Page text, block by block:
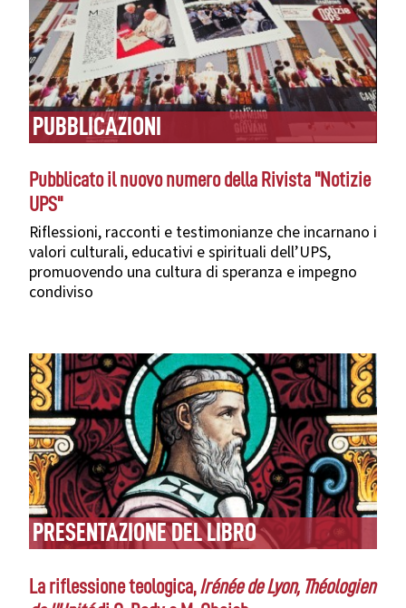
PUBBLICAZIONI
Pubblicato il nuovo numero della Rivista "Notizie
UPS"
Riflessioni, racconti e testimonianze che incarnano i
valori culturali, educativi e spirituali dell’UPS,
promuovendo una cultura di speranza e impegno
condiviso
PRESENTAZIONE DEL LIBRO
La riflessione teologica,Irénée de Lyon, Théologien